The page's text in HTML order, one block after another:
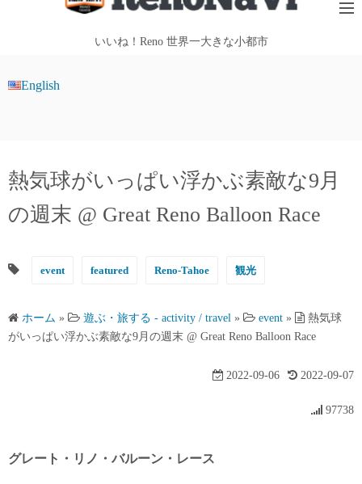
いいね！Reno 世界一大きな小都市
English
熱気球がいっぱい浮かぶ素敵な9月
の週末 @ Great Reno Balloon Race
event featured Reno-Tahoe 観光
ホーム » 遊ぶ・旅する - activity / travel » event »
熱気球
がいっぱい浮かぶ素敵な9月の週末 @ Great Reno Balloon Race
2022-09-06 2022-09-07
97738
グレート・リノ・バルーン・レース